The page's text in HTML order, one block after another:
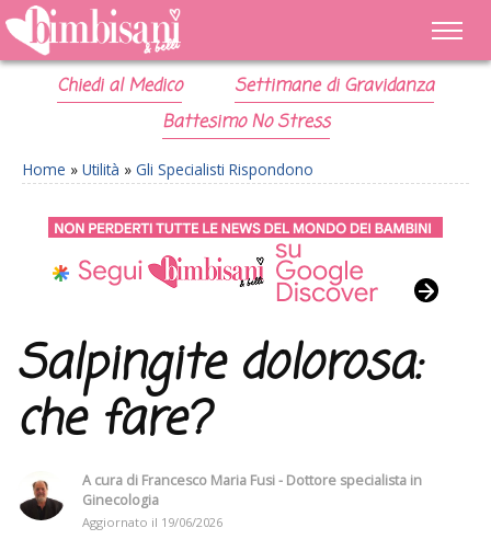
Chiedi al Medico
Settimane di Gravidanza
Battesimo No Stress
Home » Utilità » Gli Specialisti Rispondono
Salpingite dolorosa:
che fare?
A cura di Francesco Maria Fusi - Dottore specialista in
Ginecologia
Aggiornato il 19/06/2026